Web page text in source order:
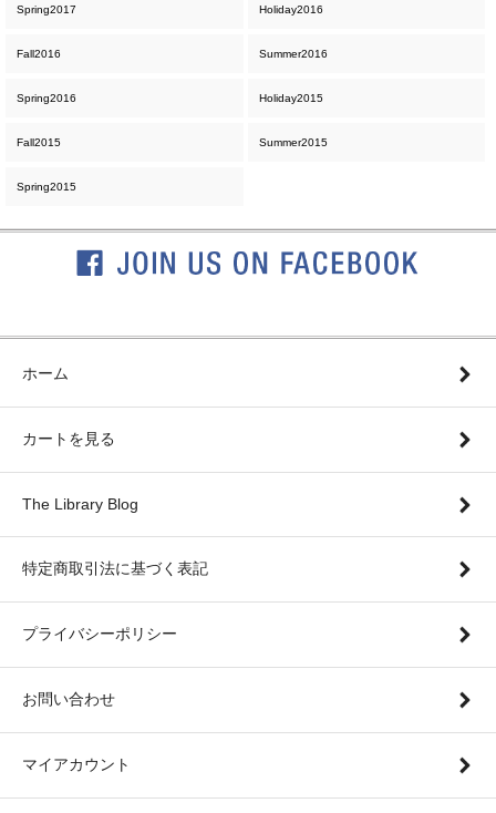
Spring2017 Holiday2016
Fall2016 Summer2016
Spring2016 Holiday2015
Fall2015 Summer2015
Spring2015
ホーム
カートを見る
The Library Blog
特定商取引法に基づく表記
プライバシーポリシー
お問い合わせ
マイアカウント